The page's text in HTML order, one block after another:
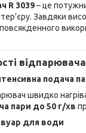
R 3039– це
Завдяки
подача
швидко
пари до 50 г/хв
для води